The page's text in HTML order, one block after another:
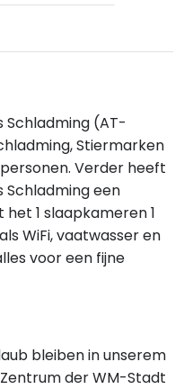
Schladming (AT-
Stiermarken
Verder heeft
Schladming een
1 slaapkameren 1
WiFi, vaatwasser en
voor een fijne
bleiben in unserem
der WM-Stadt